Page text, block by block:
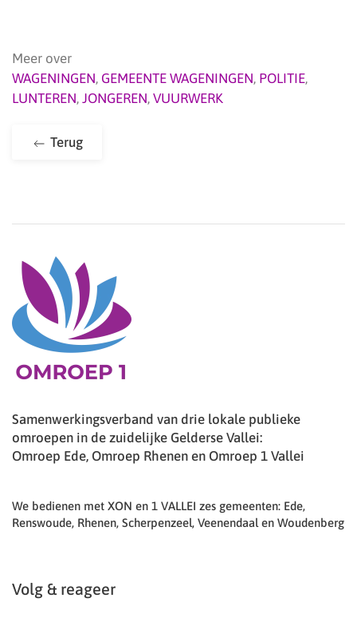
Meer over
WAGENINGEN, GEMEENTE WAGENINGEN, POLITIE,
LUNTEREN, JONGEREN, VUURWERK
Terug
Samenwerkingsverband van drie lokale publieke
omroepen in de zuidelijke Gelderse Vallei:
Omroep Ede, Omroep Rhenen en Omroep 1 Vallei
We bedienen met XON en 1 VALLEI zes gemeenten: Ede,
Renswoude, Rhenen, Scherpenzeel, Veenendaal en Woudenberg
Volg & reageer